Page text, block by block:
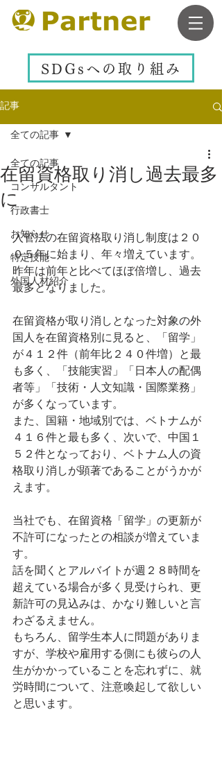
SDGsへの取り組み
記事
全ての記事
コンサルタント
行政書士
お知らせ
特定技能
外国人材紹介
全ての記事
在留資格取り消し過去最多
に
入管法の在留資格取り消し制度は２０
０５年に始まり、年々増えています。
昨年は前年と比べてほぼ倍増し、過去
最多となりました。
在留資格が取り消しとなった対象の外
国人を在留資格別に見ると、「留学」
が４１２件（前年比２４０件増）と最
も多く、「技能実習」「日本人の配偶
者等」「技術・人文知識・国際業務」
が多くなっています。
また、国籍・地域別では、ベトナムが
４１６件と最も多く、次いで、中国１
５２件となっており、ベトナム人の資
格取り消しが顕著であることがうかが
えます。
当社でも、在留資格「留学」の更新が
不許可になったとの相談が増えていま
す。
話を聞くとアルバイトが週２８時間を
超えている場合が多く見受けられ、更
新許可の見込みは、かなり難しいと言
わざるえません。
もちろん、留学生本人に問題がありま
すが、学校や雇用する側にも彼らの人
生がかかっていることを忘れずに、就
労時間について、注意喚起して欲しい
と思います。